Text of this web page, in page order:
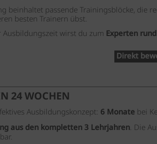
beinhaltet passende Trainingsblöcke, die
besten Trainern übst.
wirst du zum Experten
Direkt
24 WOCHEN
Ausbildungskonzept: 6 Monate bei
aus den kompletten 3 Lehrjahren. Die